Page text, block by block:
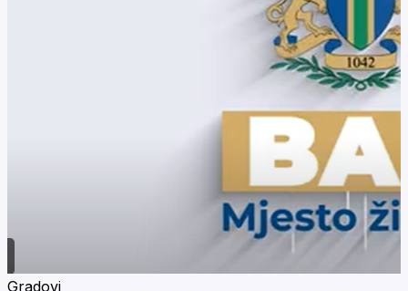
Gradovi